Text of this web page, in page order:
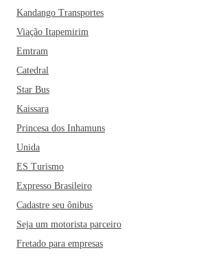
Kandango Transportes
Viação Itapemirim
Emtram
Catedral
Star Bus
Kaissara
Princesa dos Inhamuns
Unida
ES Turismo
Expresso Brasileiro
Cadastre seu ônibus
Seja um motorista parceiro
Fretado para empresas